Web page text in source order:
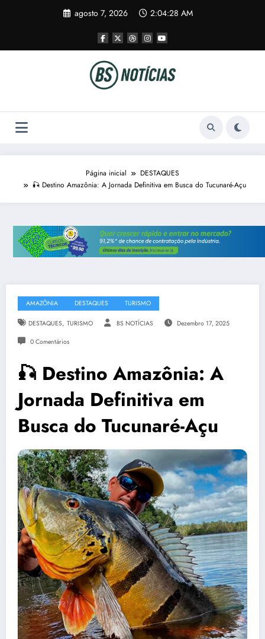
agosto 7, 2026 2:04:28 AM
Página inicial
DESTAQUES
🎣 Destino Amazônia: A Jornada Definitiva em Busca do Tucunaré-Açu
AMAZÔNIA DESTAQUES TURISMO
DESTAQUES, TURISMO BS NOTÍCIAS Dezembro 17, 2025
0 Comentários
🎣 Destino Amazônia: A
Jornada Definitiva em
Busca do Tucunaré-Açu